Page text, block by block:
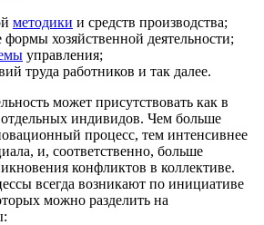
методики и средств производства;
хозяйственной деятельности;
управления;
труда работников и так далее.
может присутствовать как в
отдельных индивидов. Чем больше
процесс, тем интенсивнее
и, соответственно, больше
конфликтов в коллективе.
всегда возникают по инициативе
можно разделить на